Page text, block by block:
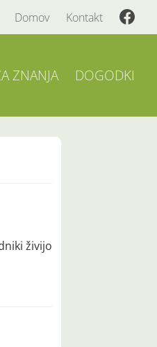
Domov Kontakt
ZNANJA DOGODKI
živijo